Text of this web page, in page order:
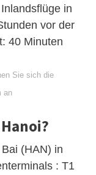
in
vor der
40 Minuten
Sie sich die
an
(HAN) in
: T1